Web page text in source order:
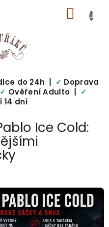
KOŠÍK
do 24h | ✓ Doprava
✓ Ověření Adulto |
✓
14 dní
Ice Cold: